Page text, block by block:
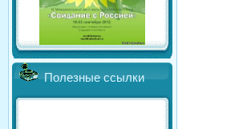
Полезные ссылки